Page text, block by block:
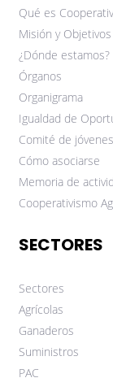
Qué es
Misión y Objetivos
¿Dónde estamos?
Órganos
Organigrama
Igualdad de
Comité de
Cómo asociarse
Memoria de
Cooperativismo
SECTORES
Sectores
Agrícolas
Ganaderos
Suministros
PAC